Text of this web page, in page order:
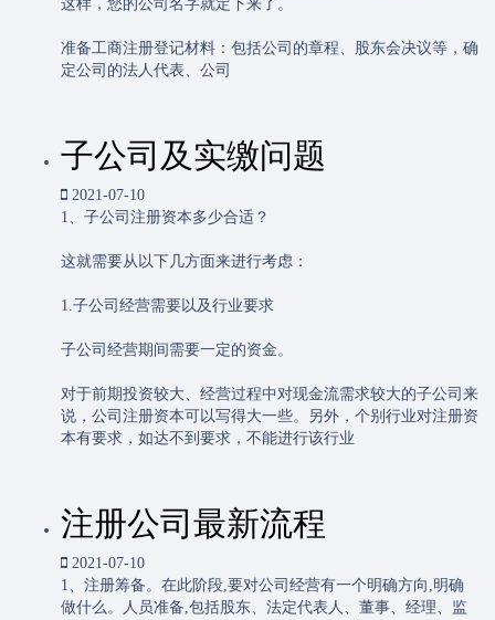
这样，您的公司名字就定下来了。
准备工商注册登记材料：包括公司的章程、股东会决议等，确
定公司的法人代表、公司
子公司及实缴问题
2021-07-10
1、子公司注册资本多少合适？
这就需要从以下几方面来进行考虑：
1.子公司经营需要以及行业要求
子公司经营期间需要一定的资金。
对于前期投资较大、经营过程中对现金流需求较大的子公司来
说，公司注册资本可以写得大一些。另外，个别行业对注册资
本有要求，如达不到要求，不能进行该行业
注册公司最新流程
2021-07-10
1、注册筹备。在此阶段,要对公司经营有一个明确方向,明确
做什么。人员准备,包括股东、法定代表人、董事、经理、监